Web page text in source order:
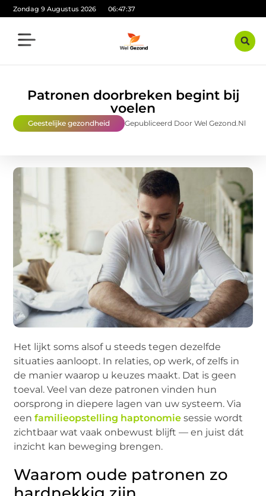
Zondag 9 Augustus 2026 06:47:38
Patronen doorbreken begint bij
voelen
Geestelijke gezondheid Gepubliceerd Door Wel Gezond.nl
Het lijkt soms alsof u steeds tegen dezelfde
situaties aanloopt. In relaties, op werk, of zelfs in
de manier waarop u keuzes maakt. Dat is geen
toeval. Veel van deze patronen vinden hun
oorsprong in diepere lagen van uw systeem. Via
eenfamilieopstelling haptonomie sessie wordt
zichtbaar wat vaak onbewust blijft — en juist dát
inzicht kan beweging brengen.
Waarom oude patronen zo